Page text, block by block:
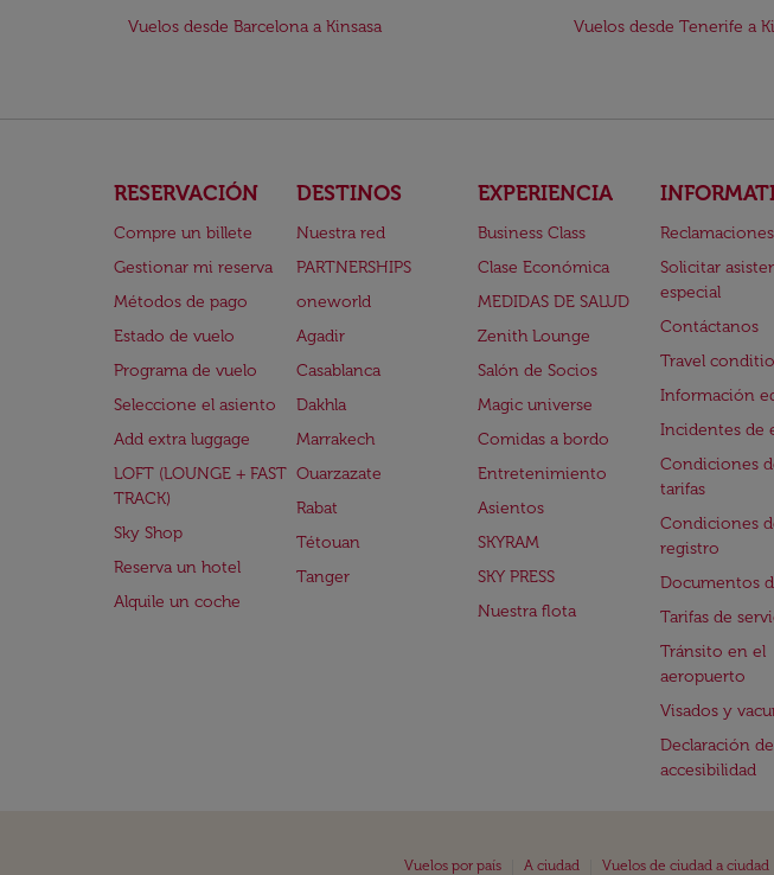
Vuelos desde Barcelona a Kinsasa
Vuelos desde Tenerife a
RESERVACIÓN
Compre un billete
Gestionar mi reserva
Métodos de pago
Estado de vuelo
Programa de vuelo
Seleccione el asiento
Add extra luggage
LOFT (LOUNGE + FAST
TRACK)
Sky Shop
Reserva un hotel
Alquile un coche
DESTINOS
Nuestra red
PARTNERSHIPS
oneworld
Agadir
Casablanca
Dakhla
Marrakech
Ouarzazate
Rabat
Tétouan
Tanger
EXPERIENCIA
Business Class
Clase Económica
MEDIDAS DE SALUD
Zenith Lounge
Salón de Socios
Magic universe
Comidas a bordo
Entretenimiento
Asientos
SKYRAM
SKY PRESS
Nuestra flota
Reclamaciones
Solicitar
especial
Contáctanos
Travel
Información
Incidentes de
Condiciones
tarifas
Condiciones
registro
Documentos
Tarifas de
Tránsito en el
aeropuerto
Visados y
Declaración de
accesibilidad
Vuelos por país A ciudad Vuelos de ciudad a ciudad